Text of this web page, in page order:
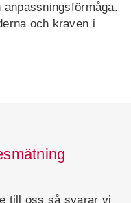
och kraven i
till oss så svarar vi